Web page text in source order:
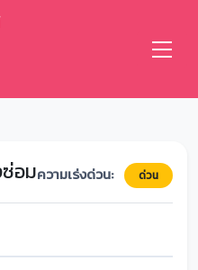
อมความเร่งด่วน: ด่วน